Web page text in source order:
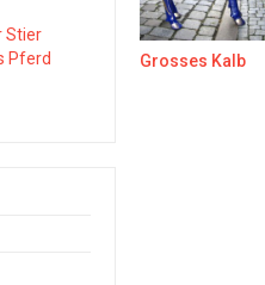
Grosses Kalb
Stier
Pferd